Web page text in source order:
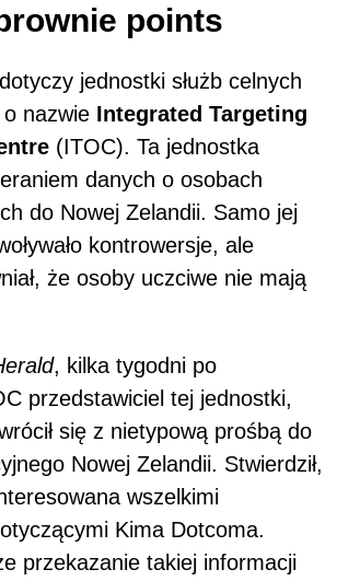
points
jednostki służb celnych
nazwie Integrated Targeting
(ITOC). Ta jednostka
danych o osobach
do Nowej Zelandii. Samo jej
kontrowersje, ale
że osoby uczciwe nie mają
, kilka tygodni po
przedstawiciel tej jednostki,
się z nietypową prośbą do
Nowej Zelandii. Stwierdził,
wszelkimi
Kima Dotcoma.
przekazanie takiej informacji